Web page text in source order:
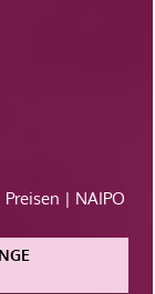
| NAIPO